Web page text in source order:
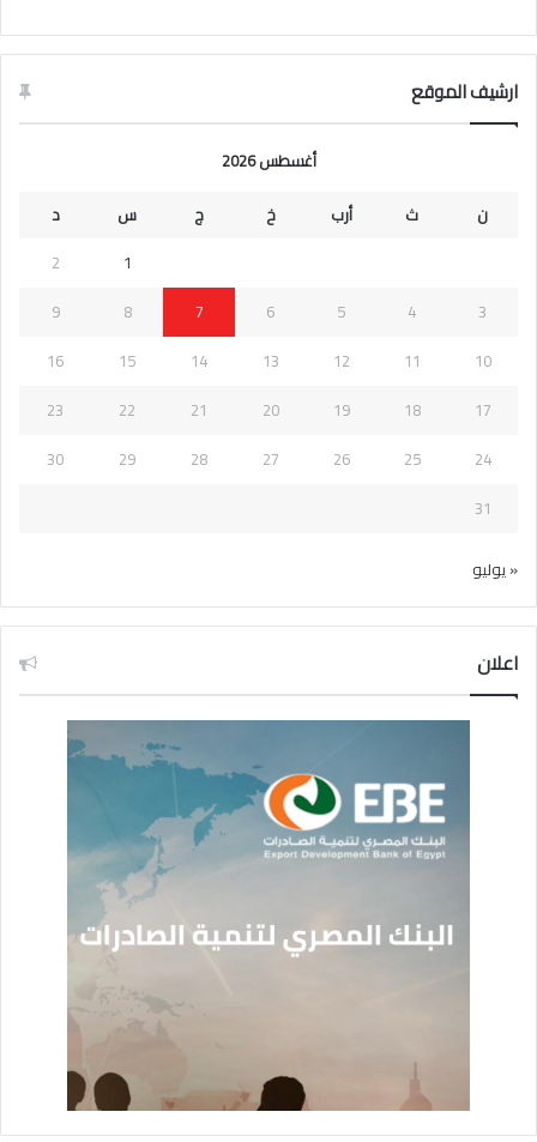
ارشيف الموقع
أغسطس 2026
ن
ث أرب خ ج س
د
1
2
3
4
5
6
7
8
9
10
11
12
13
14
15
16
17
18
19
20
21
22
23
24
25
26
27
28
29
30
31
« يوليو
اعلان